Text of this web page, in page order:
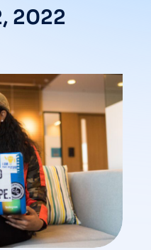
2022